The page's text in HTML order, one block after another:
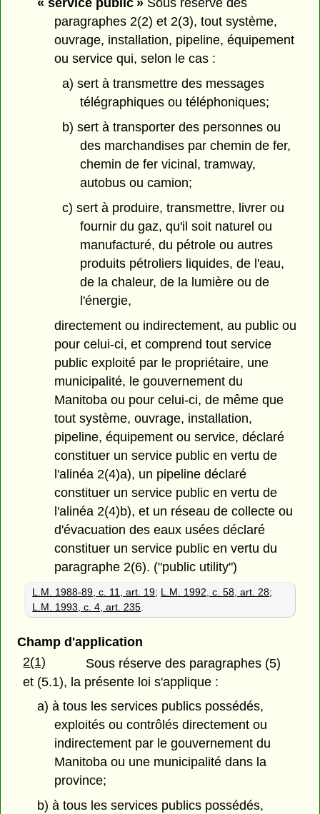
« service public »Sous réserve des
paragraphes 2(2) et 2(3), tout système,
ouvrage, installation, pipeline, équipement
ou service qui, selon le cas :
a) sert à transmettre des messages
télégraphiques ou téléphoniques;
b) sert à transporter des personnes ou
des marchandises par chemin de fer,
chemin de fer vicinal, tramway,
autobus ou camion;
c) sert à produire, transmettre, livrer ou
fournir du gaz, qu'il soit naturel ou
manufacturé, du pétrole ou autres
produits pétroliers liquides, de l'eau,
de la chaleur, de la lumière ou de
l'énergie,
directement ou indirectement, au public ou
pour celui-ci, et comprend tout service
public exploité par le propriétaire, une
municipalité, le gouvernement du
Manitoba ou pour celui-ci, de même que
tout système, ouvrage, installation,
pipeline, équipement ou service, déclaré
constituer un service public en vertu de
l'alinéa 2(4)a), un pipeline déclaré
constituer un service public en vertu de
l'alinéa 2(4)b), et un réseau de collecte ou
d'évacuation des eaux usées déclaré
constituer un service public en vertu du
paragraphe 2(6). ("public utility")
L.M. 1988-89, c. 11, art. 19; L.M. 1992, c. 58, art. 28;
L.M. 1993, c. 4, art. 235.
Champ d'application
2(1)
Sous réserve des paragraphes (5)
et (5.1), la présente loi s'applique :
a) à tous les services publics possédés,
exploités ou contrôlés directement ou
indirectement par le gouvernement du
Manitoba ou une municipalité dans la
province;
b) à tous les services publics possédés,